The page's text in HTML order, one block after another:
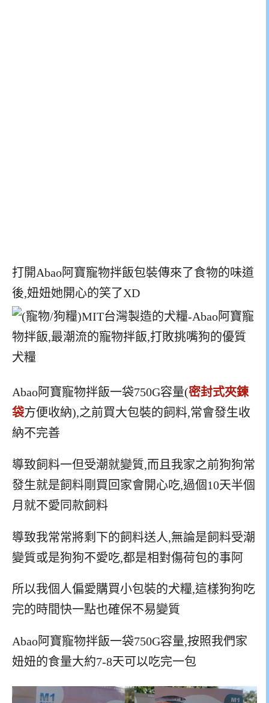
打開Abao阿寶寵物拌飯包裝傳來了食物的味道
後,妞妞她開心的笑了XD
Abao阿寶寵物拌飯一袋750G容量(密封式夾鍊
袋方便收納),之前買大包裝的飼料,常會發生收
納不完善
導致飼料一但受潮就變質,而且我家之前狗狗常
發生就是飼料剛買回家會開心吃,過個10天半個
月就不愛同款飼料
導致我常常將剩下的飼料送人,無論是飼料受潮
變質或是狗狗不愛吃,都是相對傷荷包的事阿
所以我個人偏愛購買小包裝的犬糧,這樣狗狗吃
完的時間快一點也確保不易變質
Abao阿寶寵物拌飯一袋750G容量,按照我們家
妞妞的食量大約7-8天可以吃完一包